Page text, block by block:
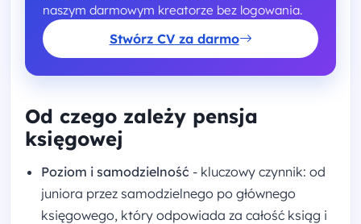
naszym darmowym kreatorze bez logowania.
Stwórz CV za darmo
Od czego zależy pensja
księgowej
Poziom i samodzielność - kluczowy czynnik: od
juniora przez samodzielnego po głównego
księgowego, który odpowiada za całość ksiąg i